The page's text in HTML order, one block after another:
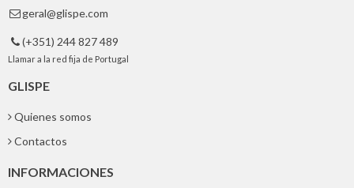
 geral@glispe.com
 (+351) 244 827 489
Llamar a la red fija de Portugal
GLISPE
Quienes somos
Contactos
INFORMACIONES